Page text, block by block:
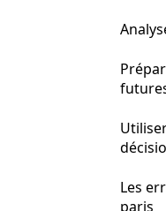
Les
paris